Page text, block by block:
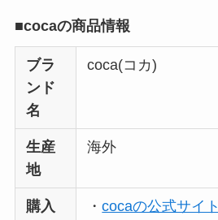
■cocaの商品情報
ブラ
ンド
名
coca(コカ)
生産
地
海外
購入
・cocaの公式サイト